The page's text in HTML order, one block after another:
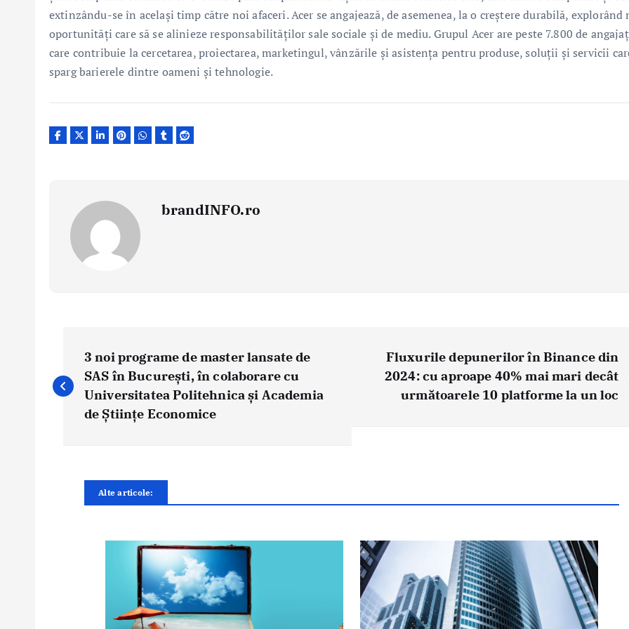
extinzându-se în același timp către noi afaceri. Acer se angajează, de asemenea, la o creștere durabilă, explorând
oportunități care să se alinieze responsabilităților sale sociale și de mediu. Grupul Acer are peste 7.800 de
care contribuie la cercetarea, proiectarea, marketingul, vânzările și asistența pentru produse, soluții și servicii
sparg barierele dintre oameni și tehnologie.
brandINFO.ro
v
i
3 noi programe de master lansate de
SAS în București, în colaborare cu
Universitatea Politehnica și Academia
de Științe Economice
Fluxurile depunerilor în Binance din
2024: cu aproape 40% mai mari decât
următoarele 10 platforme la un loc
Alte articole: